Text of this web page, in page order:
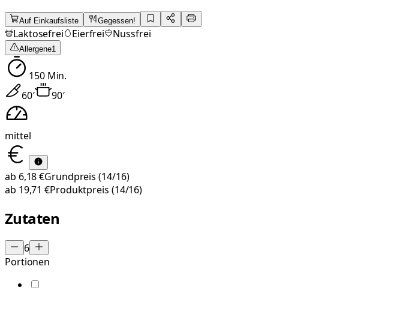
Auf Einkaufsliste Gegessen!
Laktosefrei Eierfrei Nussfrei
Allergene1
150Min.
60′ 90′
mittel
ab 6,18 €Grundpreis (14/16)
ab 19,71 €Produktpreis (14/16)
Zutaten
6
Portionen